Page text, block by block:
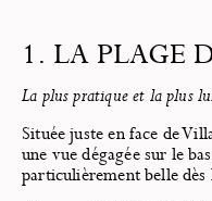
1. LA PLAGE
La plus pratique et la plus
Située juste en face de
une vue dégagée sur le
particulièrement belle